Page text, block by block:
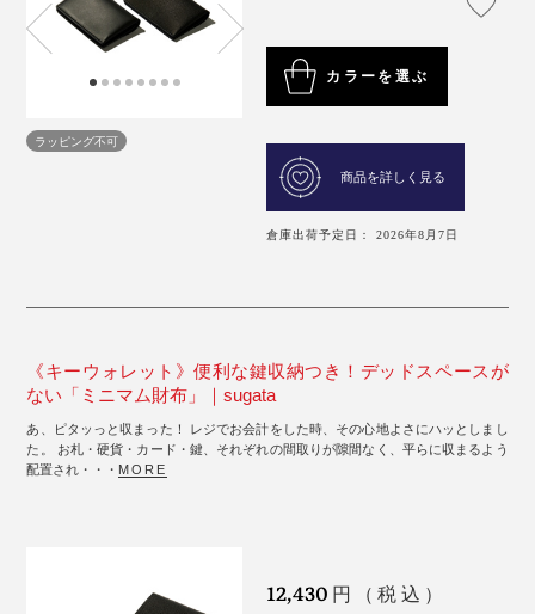
ラッピング不可
カラーを選ぶ
商品を詳しく見る
倉庫出荷予定日： 2026年8月7日
《キーウォレット》便利な鍵収納つき！デッドスペースが
ない「ミニマム財布」｜sugata
あ、ピタッっと収まった！ レジでお会計をした時、その心地よさにハッとしまし
た。 お札・硬貨・カード・鍵、それぞれの間取りが隙間なく、平らに収まるよう
配置され・・・ MORE
12,430 円（税込）